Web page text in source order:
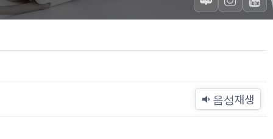
음성재생